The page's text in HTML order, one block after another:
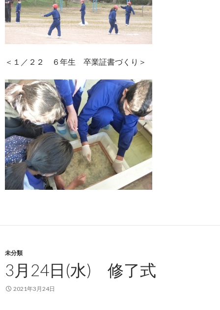
＜１／２２ ６年生 卒業証書づくり＞
未分類
3月24日(水) 修了式
2021年3月24日